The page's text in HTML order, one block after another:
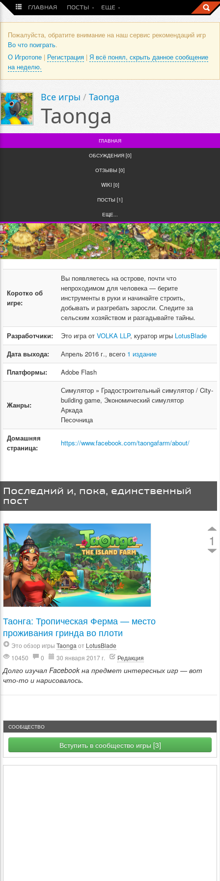
ГЛАВНАЯ ПОСТЫ ЕЩЕ
Пожалуйста, обратите внимание на наш сервис рекомендаций игр
Во что поиграть.
О Игротопе | Регистрация | Я всё понял, скрыть данное сообщение
на неделю.
Все игры / Taonga
Taonga
ГЛАВНАЯ
ОБСУЖДЕНИЯ [0]
ОТЗЫВЫ [0]
WIKI [0]
ПОСТЫ [1]
ЕЩЕ...
Коротко об
игре:
Вы появляетесь на острове, почти что
непроходимом для человека — берите
инструменты в руки и начинайте строить,
добывать и разгребать заросли. Следите за
сельским хозяйством и разгадывайте тайны.
Разработчики:
Это игра от VOLKA LLP, куратор игры LotusBlade
Дата выхода:
Апрель 2016 г., всего 1 издание
Платформы:
Adobe Flash
Жанры:
Симулятор » Градостроительный симулятор / City-
building game, Экономический симулятор
Аркада
Песочница
Домашняя
страница:
https://www.facebook.com/taongafarm/about/
Последний и, пока, единственный
пост
1
Таонга: Тропическая Ферма — место
проживания гринда во плоти
Это обзор игры Taonga от LotusBlade
10450
0 30 января 2017 г. Редакция
Долго изучал Facebook на предмет интересных игр — вот
что-то и нарисовалось.
СООБЩЕСТВО
Вступить в сообщество игры [3]